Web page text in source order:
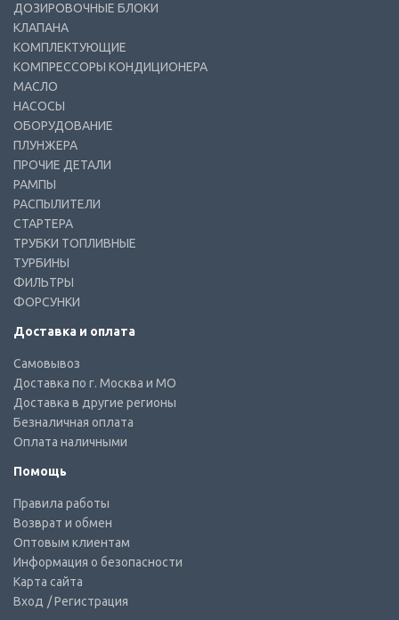
ДОЗИРОВОЧНЫЕ БЛОКИ
КЛАПАНА
КОМПЛЕКТУЮЩИЕ
КОМПРЕССОРЫ КОНДИЦИОНЕРА
МАСЛО
НАСОСЫ
ОБОРУДОВАНИЕ
ПЛУНЖЕРА
ПРОЧИЕ ДЕТАЛИ
РАМПЫ
РАСПЫЛИТЕЛИ
СТАРТЕРА
ТРУБКИ ТОПЛИВНЫЕ
ТУРБИНЫ
ФИЛЬТРЫ
ФОРСУНКИ
Доставка и оплата
Самовывоз
Доставка по г. Москва и МО
Доставка в другие регионы
Безналичная оплата
Оплата наличными
Помощь
Правила работы
Возврат и обмен
Оптовым клиентам
Информация о безопасности
Карта сайта
Вход / Регистрация